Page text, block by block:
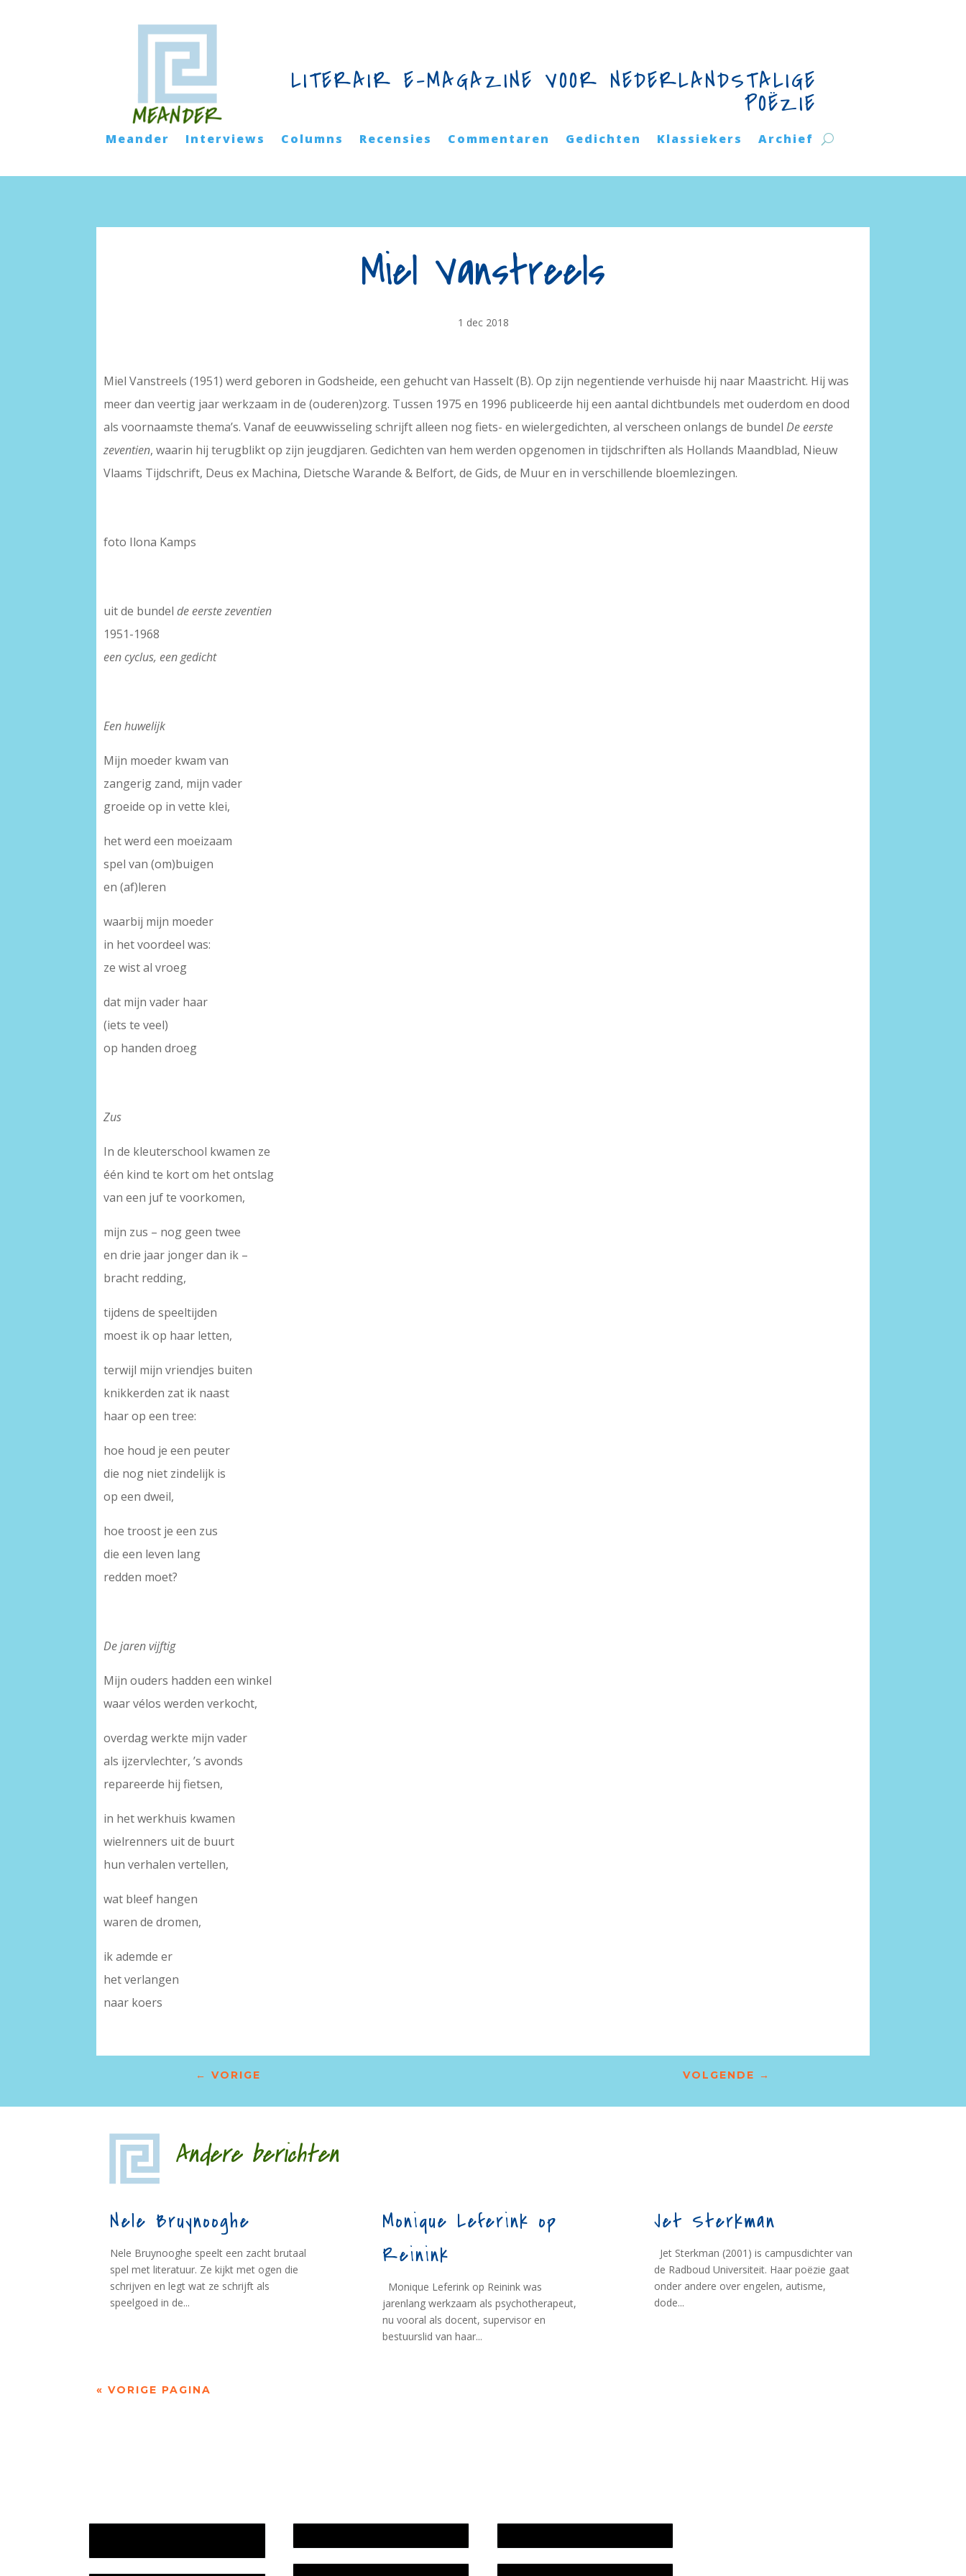
LITERAIR E-MAGAZINE VOOR NEDERLANDSTALIGE
POËZIE
Meander Interviews Columns Recensies Commentaren Gedichten Klassiekers Archief
Miel Vanstreels
1 dec 2018
Miel Vanstreels (1951) werd geboren in Godsheide, een gehucht van Hasselt (B). Op zijn negentiende verhuisde hij naar Maastricht. Hij was
meer dan veertig jaar werkzaam in de (ouderen)zorg. Tussen 1975 en 1996 publiceerde hij een aantal dichtbundels met ouderdom en dood
als voornaamste thema’s. Vanaf de eeuwwisseling schrijft alleen nog fiets- en wielergedichten, al verscheen onlangs de bundelDe eerste
zeventien, waarin hij terugblikt op zijn jeugdjaren. Gedichten van hem werden opgenomen in tijdschriften als Hollands Maandblad, Nieuw
Vlaams Tijdschrift, Deus ex Machina, Dietsche Warande & Belfort, de Gids, de Muur en in verschillende bloemlezingen.
foto Ilona Kamps
uit de bundelde eerste zeventien
1951-1968
een cyclus, een gedicht
Een huwelijk
Mijn moeder kwam van
zangerig zand, mijn vader
groeide op in vette klei,
het werd een moeizaam
spel van (om)buigen
en (af)leren
waarbij mijn moeder
in het voordeel was:
ze wist al vroeg
dat mijn vader haar
(iets te veel)
op handen droeg
Zus
In de kleuterschool kwamen ze
één kind te kort om het ontslag
van een juf te voorkomen,
mijn zus – nog geen twee
en drie jaar jonger dan ik –
bracht redding,
tijdens de speeltijden
moest ik op haar letten,
terwijl mijn vriendjes buiten
knikkerden zat ik naast
haar op een tree:
hoe houd je een peuter
die nog niet zindelijk is
op een dweil,
hoe troost je een zus
die een leven lang
redden moet?
De jaren vijftig
Mijn ouders hadden een winkel
waar vélos werden verkocht,
overdag werkte mijn vader
als ijzervlechter, ’s avonds
repareerde hij fietsen,
in het werkhuis kwamen
wielrenners uit de buurt
hun verhalen vertellen,
wat bleef hangen
waren de dromen,
ik ademde er
het verlangen
naar koers
← VORIGE VOLGENDE →
Andere berichten
Nele Bruynooghe
Nele Bruynooghe speelt een zacht brutaal
spel met literatuur. Ze kijkt met ogen die
schrijven en legt wat ze schrijft als
speelgoed in de...
Monique Leferink op
Reinink
Monique Leferink op Reinink was
jarenlang werkzaam als psychotherapeut,
nu vooral als docent, supervisor en
bestuurslid van haar...
Jet Sterkman
Jet Sterkman (2001) is campusdichter van
de Radboud Universiteit. Haar poëzie gaat
onder andere over engelen, autisme,
dode...
« VORIGE PAGINA